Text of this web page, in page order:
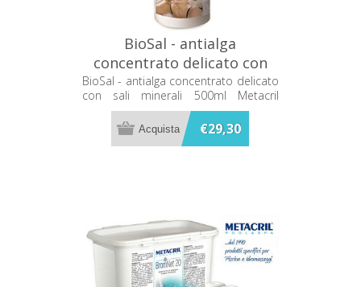
BioSal - antialga
concentrato delicato con
sali minerali 500ml Metacril
73000501
BioSal - antialga concentrato delicato
con sali minerali 500ml Metacril
73000501
€29,30